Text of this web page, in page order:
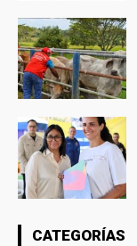
CATEGORÍAS